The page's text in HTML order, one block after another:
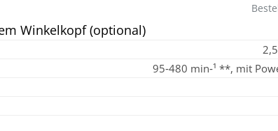
Winkelkopf (optional)
95‑480 min‑¹ **, mit